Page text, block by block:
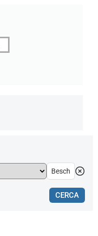
CERCA